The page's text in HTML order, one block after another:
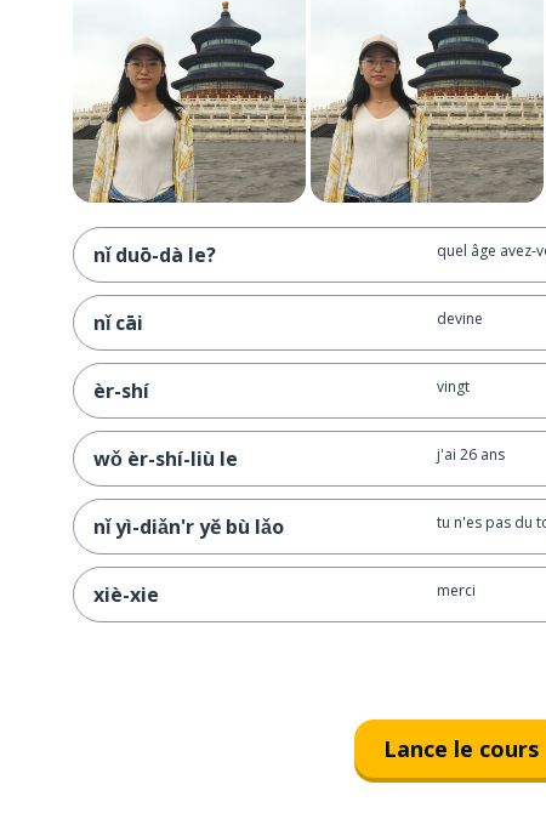
nǐ duō-dà le? quel âge avez-
nǐ cāi devine
èr-shí vingt
wǒ èr-shí-liù le j'ai 26 ans
nǐ yì-diǎn'r yě bù lǎo tu n'es pas du
xiè-xie merci
Lance le cours